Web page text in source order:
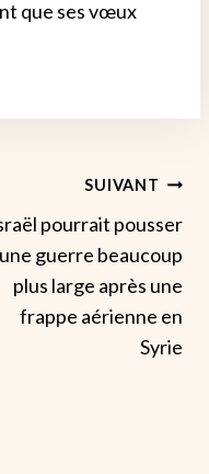
que ses vœux
SUIVANT
pourrait pousser
guerre beaucoup
plus large après une
frappe aérienne en
Syrie